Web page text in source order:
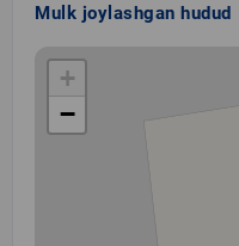
Mulk joylashgan hudud
+
−